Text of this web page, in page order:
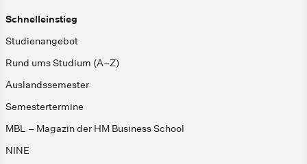
Schnelleinstieg
Studienangebot
Rund ums Studium (A–Z)
Auslandssemester
Semestertermine
MBL – Magazin der HM Business School
NINE